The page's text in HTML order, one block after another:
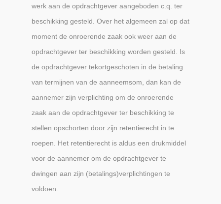
werk aan de opdrachtgever aangeboden c.q. ter
beschikking gesteld. Over het algemeen zal op dat
moment de onroerende zaak ook weer aan de
opdrachtgever ter beschikking worden gesteld. Is
de opdrachtgever tekortgeschoten in de betaling
van termijnen van de aanneemsom, dan kan de
aannemer zijn verplichting om de onroerende
zaak aan de opdrachtgever ter beschikking te
stellen opschorten door zijn retentierecht in te
roepen. Het retentierecht is aldus een drukmiddel
voor de aannemer om de opdrachtgever te
dwingen aan zijn (betalings)verplichtingen te
voldoen.